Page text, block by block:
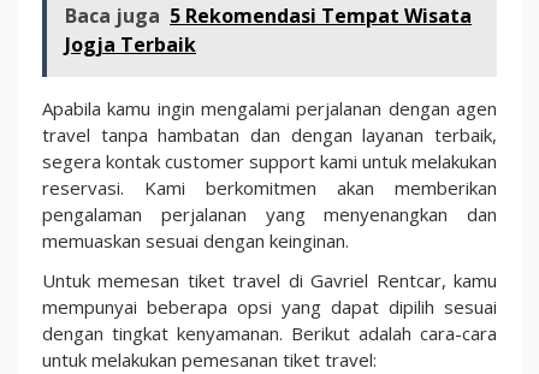
Baca juga 5 Rekomendasi Tempat Wisata
Jogja Terbaik
Apabila kamu ingin mengalami perjalanan dengan agen
travel tanpa hambatan dan dengan layanan terbaik,
segera kontak customer support kami untuk melakukan
reservasi. Kami berkomitmen akan memberikan
pengalaman perjalanan yang menyenangkan dan
memuaskan sesuai dengan keinginan.
Untuk memesan tiket travel di Gavriel Rentcar, kamu
mempunyai beberapa opsi yang dapat dipilih sesuai
dengan tingkat kenyamanan. Berikut adalah cara-cara
untuk melakukan pemesanan tiket travel: